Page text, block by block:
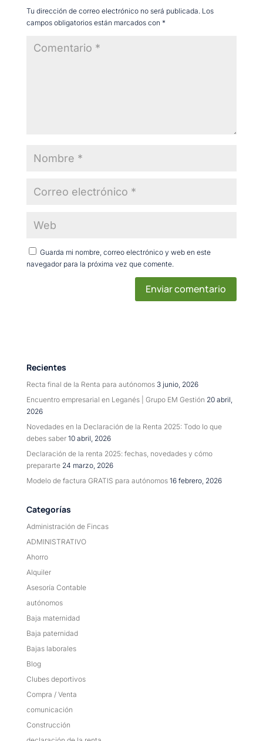
Tu dirección de correo electrónico no será publicada. Los
campos obligatorios están marcados con *
Guarda mi nombre, correo electrónico y web en este
navegador para la próxima vez que comente.
Recientes
Recta final de la Renta para autónomos 3 junio, 2026
Encuentro empresarial en Leganés | Grupo EM Gestión 20 abril,
2026
Novedades en la Declaración de la Renta 2025: Todo lo que
debes saber 10 abril, 2026
Declaración de la renta 2025: fechas, novedades y cómo
prepararte 24 marzo, 2026
Modelo de factura GRATIS para autónomos 16 febrero, 2026
Categorías
Administración de Fincas
ADMINISTRATIVO
Ahorro
Alquiler
Asesoría Contable
autónomos
Baja maternidad
Baja paternidad
Bajas laborales
Blog
Clubes deportivos
Compra / Venta
comunicación
Construcción